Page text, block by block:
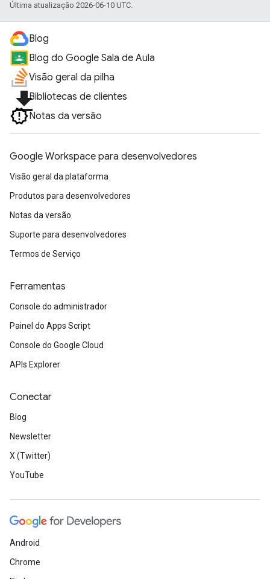
Última atualização 2026-06-10 UTC.
Blog
Blog do Google Sala de Aula
Visão geral da pilha
file_downloadBibliotecas de clientes
Notas da versão
Google Workspace para desenvolvedores
Visão geral da plataforma
Produtos para desenvolvedores
Notas da versão
Suporte para desenvolvedores
Termos de Serviço
Ferramentas
Console do administrador
Painel do Apps Script
Console do Google Cloud
APIs Explorer
Conectar
Blog
Newsletter
X (Twitter)
YouTube
Android
Chrome